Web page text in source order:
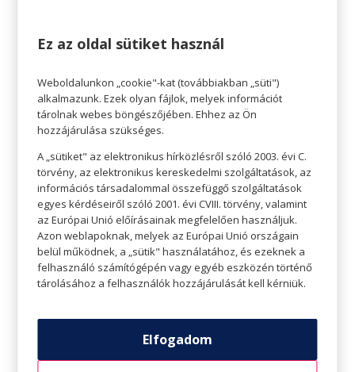
aztán az asszony használ! Férfias konyhai
lehet válogatni.
Az okos kütyük, szórakoztató elektronikai cikkek
Ez az oldal sütiket használ
Weboldalunkon „cookie"-kat (továbbiakban „süti")
alkalmazunk. Ezek olyan fájlok, melyek információt
tárolnak webes böngészőjében. Ehhez az Ön
hozzájárulása szükséges.
A „sütiket" az elektronikus hírközlésről szóló 2003. évi C.
törvény, az elektronikus kereskedelmi szolgáltatások, az
információs társadalommal összefüggő szolgáltatások
egyes kérdéseiről szóló 2001. évi CVIII. törvény, valamint
az Európai Unió előírásainak megfelelően használjuk.
Azon weblapoknak, melyek az Európai Unió országain
belül működnek, a „sütik" használatához, és ezeknek a
felhasználó számítógépén vagy egyéb eszközén történő
tárolásához a felhasználók hozzájárulását kell kérniük.
Elfogadom